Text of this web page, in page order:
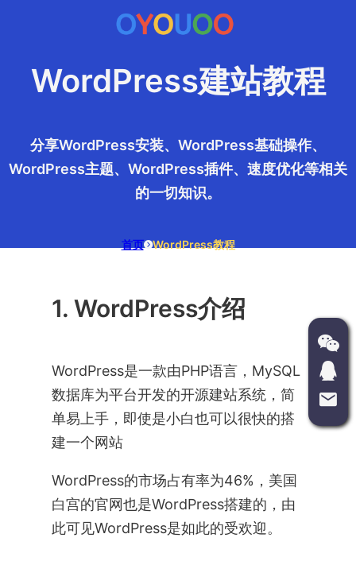
WordPress建站教程
分享WordPress安装、WordPress基础操作、
WordPress主题、WordPress插件、速度优化等相关
的一切知识。
首页 WordPress教程
1. WordPress介绍
WordPress是一款由PHP语言，MySQL
数据库为平台开发的开源建站系统，简
单易上手，即使是小白也可以很快的搭
建一个网站
WordPress的市场占有率为46%，美国
白宫的官网也是WordPress搭建的，由
此可见WordPress是如此的受欢迎。